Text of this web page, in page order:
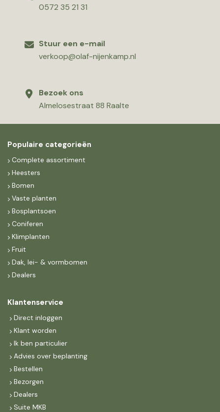
0572 35 21 31
Stuur een e-mail
verkoop@olaf-nijenkamp.nl
Bezoek ons
Almelosestraat 88 Raalte
Populaire categorieën
Complete assortiment
Heesters
Bomen
Vaste planten
Bosplantsoen
Coniferen
Klimplanten
Fruit
Dak, lei- & vormbomen
Dealers
Klantenservice
Direct inloggen
Klant worden
Ik ben particulier
Advies over beplanting
Bestellen
Bezorgen
Dealers
Suite MKB